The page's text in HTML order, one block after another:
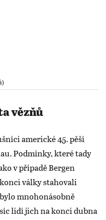
vězňů
americké 45. pěší
Podmínky, které tady
v případě Bergen
války stahovali
mnohonásobně
lidí jich na konci dubna